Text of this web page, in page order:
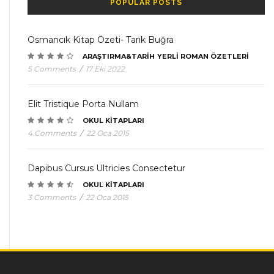
POPULAR POSTS
Osmancık Kitap Özeti- Tarık Buğra
ARAŞTIRMA&TARIH YERLI ROMAN ÖZETLERI
5 Comments / 17 Eki 2022
Elit Tristique Porta Nullam
OKUL KITAPLARI
4 Comments / 22 Oca 2015
Dapibus Cursus Ultricies Consectetur
OKUL KITAPLARI
3 Comments / 22 Oca 2015